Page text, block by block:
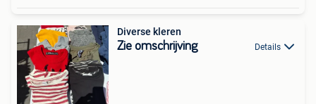
Diverse kleren
Zie omschrijving Details